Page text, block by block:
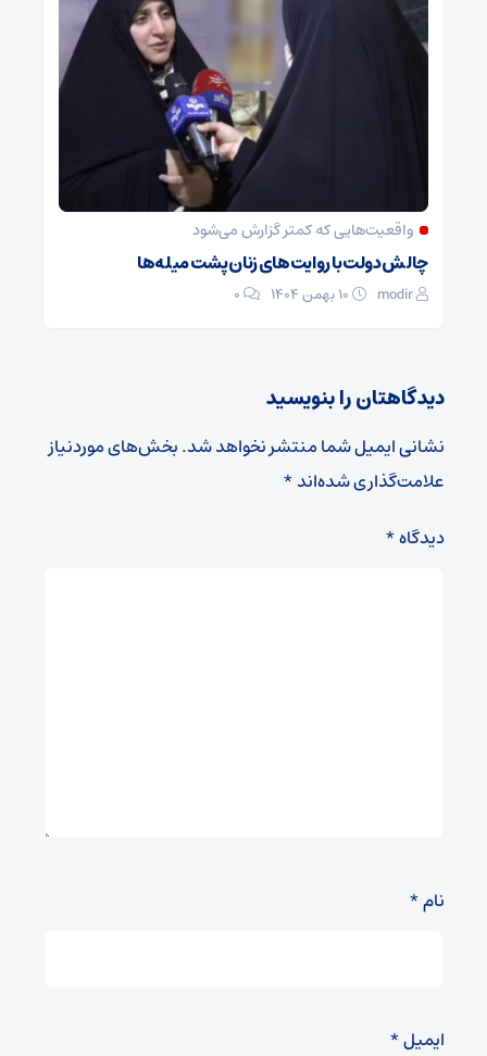
واقعیت‌هایی که کمتر گزارش می‌شود
چالش دولت با روایت‌های زنان پشت میله‌ها
modir
0
دیدگاهتان را بنویسید
نشانی ایمیل شما منتشر نخواهد شد.بخش‌های موردنیاز
علامت‌گذاری شده‌اند*
دیدگاه*
نام*
ایمیل*